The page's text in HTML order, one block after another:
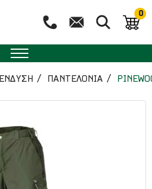
0
ΕΝΔΥΣΗ ΠΑΝΤΕΛΟΝΙΑ